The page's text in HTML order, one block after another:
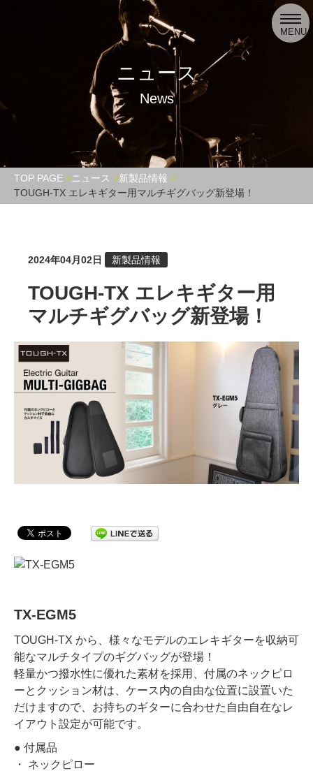
MENU
ニュース
News
TOP PAGE ニュース
新製品情報
TOUGH-TX エレキギター用マルチギグバッグ新登場！
2024年04月02日 新製品情報
TOUGH-TX エレキギター用
マルチギグバッグ新登場！
TX-EGM5
TOUGH-TX から、様々なモデルのエレキギターを収納可
能なマルチタイプのギグバッグが登場！
軽量かつ撥水性に優れた素材を採用、付属のネックピロ
ーとクッション材は、ケース内の自由な位置に設置いた
だけますので、お持ちのギターに合わせた自由自在なレ
イアウト設定が可能です。
● 付属品
・ ネックピロー